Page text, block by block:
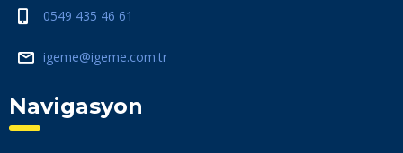
0549 435 46 61
igeme@igeme.com.tr
Navigasyon